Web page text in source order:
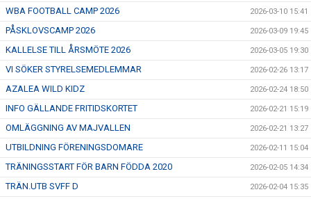
WBA FOOTBALL CAMP 2026 2026-03-10 15:41
PÅSKLOVSCAMP 2026 2026-03-09 19:45
KALLELSE TILL ÅRSMÖTE 2026 2026-03-05 19:30
VI SÖKER STYRELSEMEDLEMMAR 2026-02-26 13:17
AZALEA WILD KIDZ 2026-02-24 18:50
INFO GÄLLANDE FRITIDSKORTET 2026-02-21 15:19
OMLÄGGNING AV MAJVALLEN 2026-02-21 13:27
UTBILDNING FÖRENINGSDOMARE 2026-02-11 15:04
TRÄNINGSSTART FÖR BARN FÖDDA 2020 2026-02-05 14:34
TRÄN.UTB SVFF D 2026-02-04 15:35